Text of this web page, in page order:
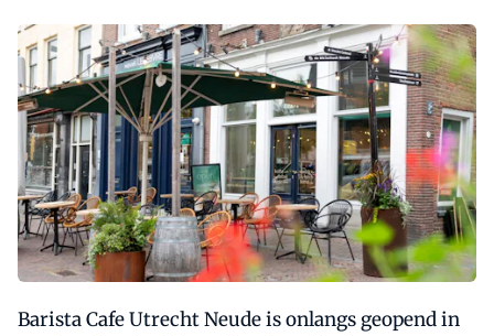
Barista Cafe Utrecht Neude is onlangs geopend in